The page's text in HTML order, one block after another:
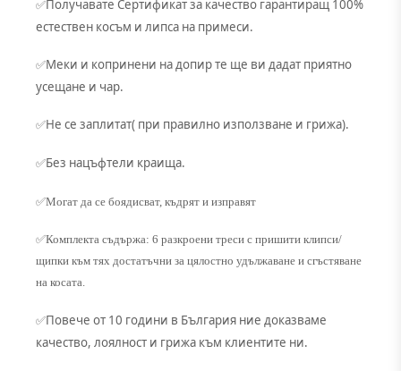
✅Получавате Сертификат за качество гарантиращ 100%
естествен косъм и липса на примеси.
✅Меки и копринени на допир те ще ви дадат приятно
усещане и чар.
✅Не се заплитат( при правилно използване и грижа).
✅Без нацъфтели краища.
✅Могат да се боядисват, къдрят и изправят
✅Комплекта съдържа: 6 разкроени треси с пришити клипси/
щипки към тях достатъчни за цялостно удължаване и сгъстяване
на косата.
✅Повече от 10 години в България ние доказваме
качество, лоялност и грижа към клиентите ни.